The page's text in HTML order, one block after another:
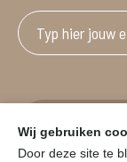
vanaf
Wij gebruiken
Door deze site te